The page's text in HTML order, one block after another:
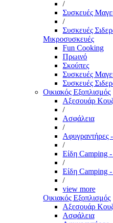
/
Συσκευές
/
Συσκευές
Μικροσυσκευές
Fun Cooking
Πρωινό
Σκούπες
Συσκευές
Συσκευές
Οικιακός Εξοπλισμός
Αξεσουάρ
/
Ασφάλεια
/
Αφυγραντήρες -
/
Είδη Camping
/
Είδη Camping
/
view more
Οικιακός Εξοπλισμός
Αξεσουάρ
Ασφάλεια